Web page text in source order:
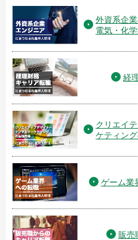
外資系企
電気・化学
経
クリエイ
ケティン
ゲーム業
販売